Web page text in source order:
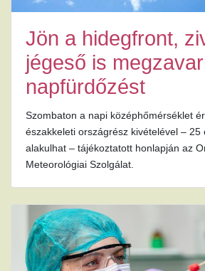
Jön a hidegfront,
jégeső is
napfürdőzést
Szombaton a napi középhőmérséklet
északkeleti országrész kivételével – 25
alakulhat – tájékoztatott honlapján az
Meteorológiai Szolgálat.